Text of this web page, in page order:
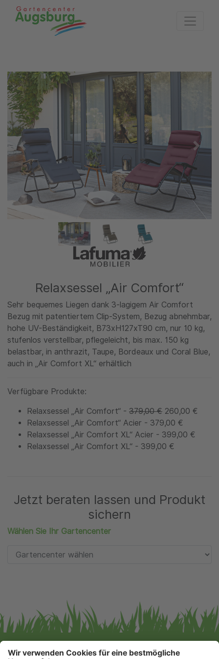
Previous Next
Relaxsessel „Air Comfort“
Sehr bequemes Liegen dank 3-lagigem Air Comfort
Bezug mit patentiertem Clip-System, Bezug abnehmbar,
hohe UV-Beständigkeit, B73xH127xT90 cm, nur 10 kg,
stufenlos verstellbar, pflegeleicht, bis max. 150 kg
belastbar, in anthrazit, Taupe, Bordeaux und Coral Blue,
auch in „Air Comfort XL“ erhältlich
Verfügbare Produkte:
Relaxsessel „Air Comfort“ - 379,00 € 260,00 €
Relaxsessel „Air Comfort“ Acier - 379,00 €
Relaxsessel „Air Comfort XL“ Acier - 399,00 €
Relaxsessel „Air Comfort XL“ - 399,00 €
Jetzt beraten lassen und Produkt
sichern
Wählen Sie Ihr Gartencenter